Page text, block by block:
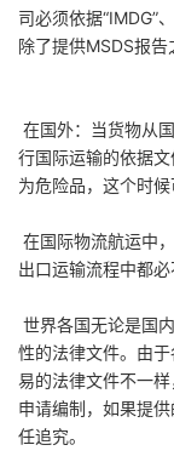
司必须依据“IMDG”
除了提供MSDS报告
在国外：当货物从
行国际运输的依据
为危险品，这个时候
在国际物流航运中
出口运输流程中都必
世界各国无论是国
性的法律文件。由
易的法律文件不一
申请编制，如果提
任追究。